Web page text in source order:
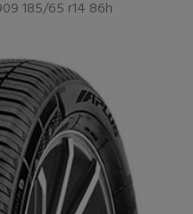
185/65 r14 86h